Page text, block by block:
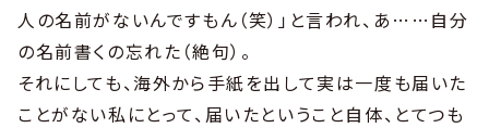
人の名前がないんですもん（笑）」と言われ、あ……自分
の名前書くの忘れた（絶句）。
それにしても、海外から手紙を出して実は一度も届いた
ことがない私にとって、届いたということ自体、とてつも